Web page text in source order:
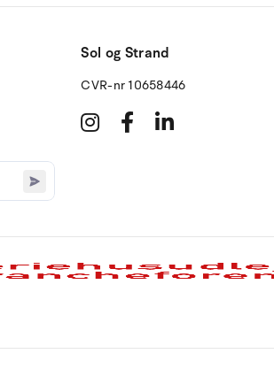
Sol og Strand
CVR-nr 10658446